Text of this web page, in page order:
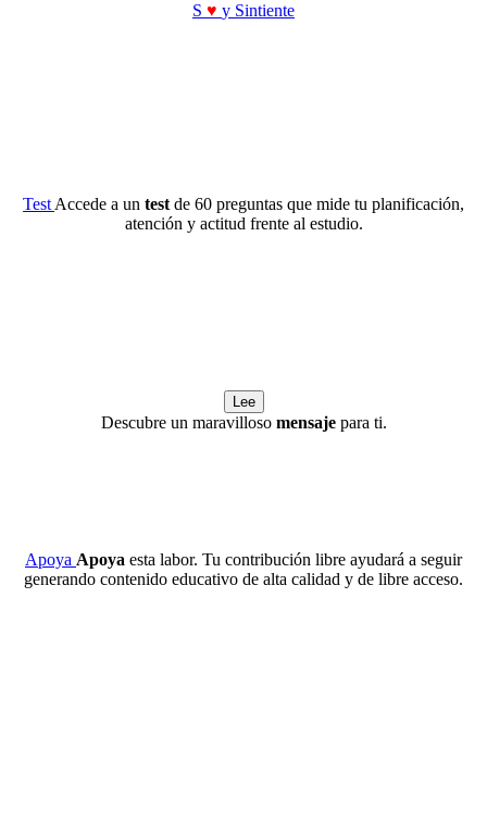
S ♥ y Sintiente
Test Accede a un test de 60 preguntas que mide tu planificación,
atención y actitud frente al estudio.
Lee
Descubre un maravilloso mensajepara ti.
Apoya Apoya esta labor. Tu contribución libre ayudará a seguir
generando contenido educativo de alta calidad y de libre acceso.